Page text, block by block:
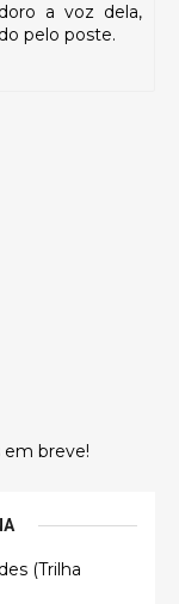
a voz dela,
pelo poste.
breve!
(Trilha